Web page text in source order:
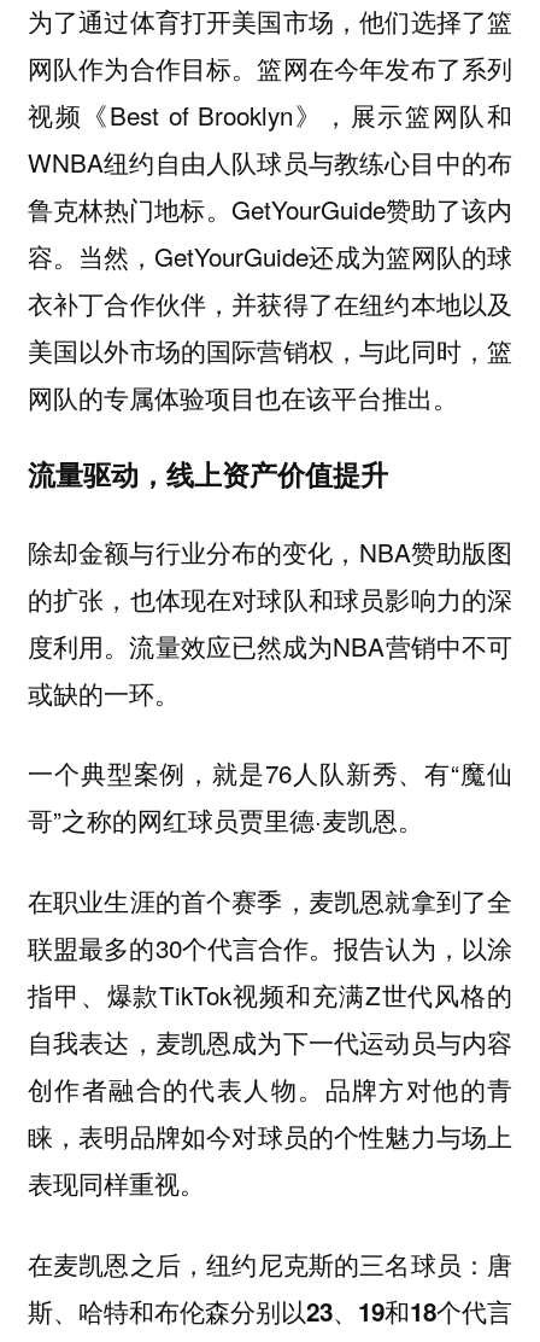
为了通过体育打开美国市场，他们选择了篮
网队作为合作目标。篮网在今年发布了系列
视频《Best of Brooklyn》，展示篮网队和
WNBA纽约自由人队球员与教练心目中的布
鲁克林热门地标。GetYourGuide赞助了该内
容。当然，GetYourGuide还成为篮网队的球
衣补丁合作伙伴，并获得了在纽约本地以及
美国以外市场的国际营销权，与此同时，篮
网队的专属体验项目也在该平台推出。
流量驱动，线上资产价值提升
除却金额与行业分布的变化，NBA赞助版图
的扩张，也体现在对球队和球员影响力的深
度利用。流量效应已然成为NBA营销中不可
或缺的一环。
一个典型案例，就是76人队新秀、有“魔仙
哥”之称的网红球员贾里德·麦凯恩。
在职业生涯的首个赛季，麦凯恩就拿到了全
联盟最多的30个代言合作。报告认为，以涂
指甲、爆款TikTok视频和充满Z世代风格的
自我表达，麦凯恩成为下一代运动员与内容
创作者融合的代表人物。品牌方对他的青
睐，表明品牌如今对球员的个性魅力与场上
表现同样重视。
在麦凯恩之后，纽约尼克斯的三名球员：唐
斯、哈特和布伦森分别以23、19和18个代言